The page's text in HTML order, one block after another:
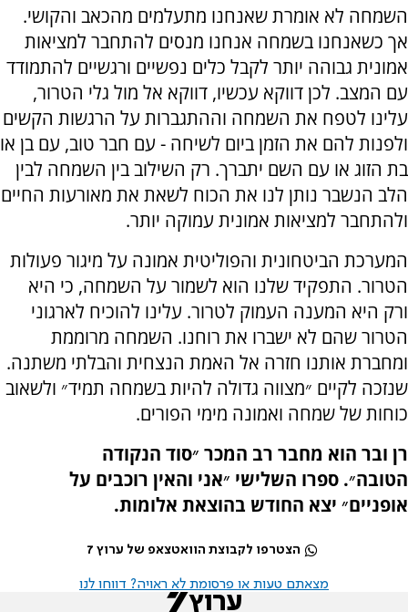
השמחה לא אומרת שאנחנו מתעלמים מהכאב והקושי.
אך כשאנחנו בשמחה אנחנו מנסים להתחבר למציאות
אמונית גבוהה יותר לקבל כלים נפשיים ורגשיים להתמודד
עם המצב. לכן דווקא עכשיו, דווקא אל מול גלי הטרור,
עלינו לטפח את השמחה וההתגברות על הרגשות הקשים
ולפנות להם את הזמן ביום לשיחה - עם חבר טוב, עם בן או
בת הזוג או עם השם יתברך. רק השילוב בין השמחה לבין
הלב הנשבר נותן לנו את הכוח לשאת את מאורעות החיים
ולהתחבר למציאות אמונית עמוקה יותר.
המערכת הביטחונית והפוליטית אמונה על מיגור פעולות
הטרור. התפקיד שלנו הוא לשמור על השמחה, כי היא
ורק היא המענה העמוק לטרור. עלינו להוכיח לארגוני
הטרור שהם לא ישברו את רוחנו. השמחה מרוממת
ומחברת אותנו חזרה אל האמת הנצחית והבלתי משתנה.
שנזכה לקיים ״מצווה גדולה להיות בשמחה תמיד״ ולשאוב
כוחות של שמחה ואמונה מימי הפורים.
רן ובר הוא מחבר רב המכר ״סוד הנקודה
הטובה״. ספרו השלישי ״אני והאין רוכבים על
אופניים״ יצא החודש בהוצאת אלומות.
הצטרפו לקבוצת הוואטצאפ של ערוץ 7
מצאתם טעות או פרסומת לא ראויה? דווחו לנו